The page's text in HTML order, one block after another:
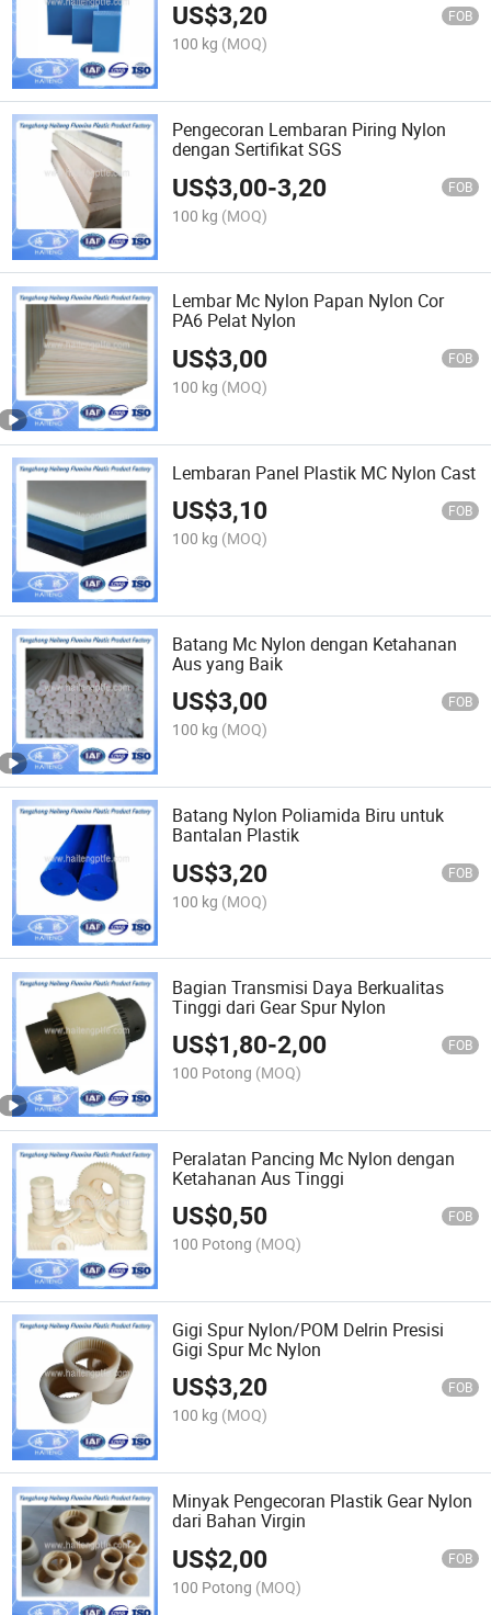
US$3,20 FOB
100 kg (MOQ)
Pengecoran Lembaran Piring Nylon
dengan Sertifikat SGS
US$3,00-3,20 FOB
100 kg (MOQ)
Lembar Mc Nylon Papan Nylon Cor
PA6 Pelat Nylon
US$3,00 FOB
100 kg (MOQ)
Lembaran Panel Plastik MC Nylon Cast
US$3,10 FOB
100 kg (MOQ)
Batang Mc Nylon dengan Ketahanan
Aus yang Baik
US$3,00 FOB
100 kg (MOQ)
Batang Nylon Poliamida Biru untuk
Bantalan Plastik
US$3,20 FOB
100 kg (MOQ)
Bagian Transmisi Daya Berkualitas
Tinggi dari Gear Spur Nylon
US$1,80-2,00 FOB
100 Potong (MOQ)
Peralatan Pancing Mc Nylon dengan
Ketahanan Aus Tinggi
US$0,50 FOB
100 Potong (MOQ)
Gigi Spur Nylon/POM Delrin Presisi
Gigi Spur Mc Nylon
US$3,20 FOB
100 kg (MOQ)
Minyak Pengecoran Plastik Gear Nylon
dari Bahan Virgin
US$2,00 FOB
100 Potong (MOQ)